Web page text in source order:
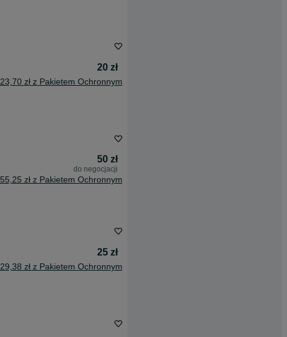
20 zł
23,70 zł z Pakietem Ochronnym
50 zł
do negocjacji
55,25 zł z Pakietem Ochronnym
25 zł
29,38 zł z Pakietem Ochronnym